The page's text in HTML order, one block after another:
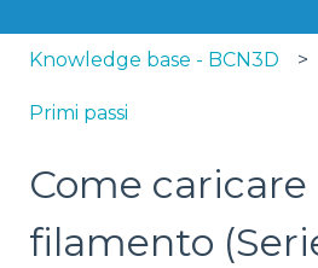
Knowledge base - BCN3D
Primi passi
Come caricare
filamento